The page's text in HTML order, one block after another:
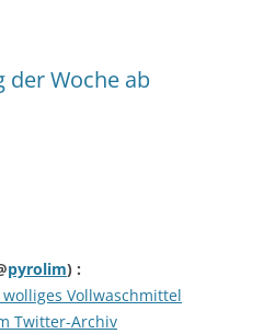
der Woche ab
pyrolim) :
Vollwaschmittel
Twitter-Archiv